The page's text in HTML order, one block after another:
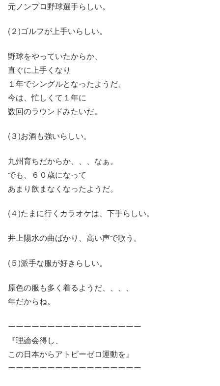
元ノンプロ野球選手らしい。
(２)ゴルフが上手いらしい。
野球をやっていたからか、
直ぐに上手くなり
１年でシングルとなったようだ。
今は、忙しくて１年に
数回のラウンドみたいだ。
(３)お酒も強いらしい。
九州育ちだからか、、、なぁ。
でも、６０歳になって
あまり飲まなくなったようだ。
(４)たまに行くカラオケは、下手らしい。
井上陽水の曲ばかり、高い声で歌う。
(５)派手な服が好きらしい。
原色の服も多く着るようだ、、、、
年だからね。
ーーーーーーーーーーーーーーーーー
『理論会得し、
この日本からアトピーゼロ運動を』
ーーーーーーーーーーーーーーーーー